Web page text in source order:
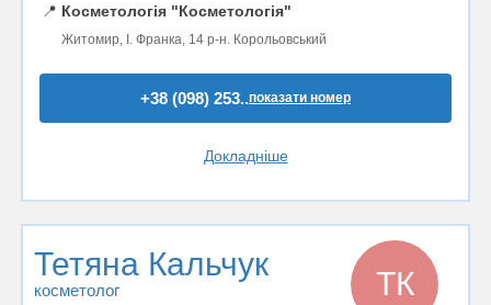
📍 Косметологія "Косметологія"
Житомир, І. Франка, 14 р-н. Корольовський
+38 (098) 253..показати номер
Докладніше
Тетяна Кальчук
косметолог ТК